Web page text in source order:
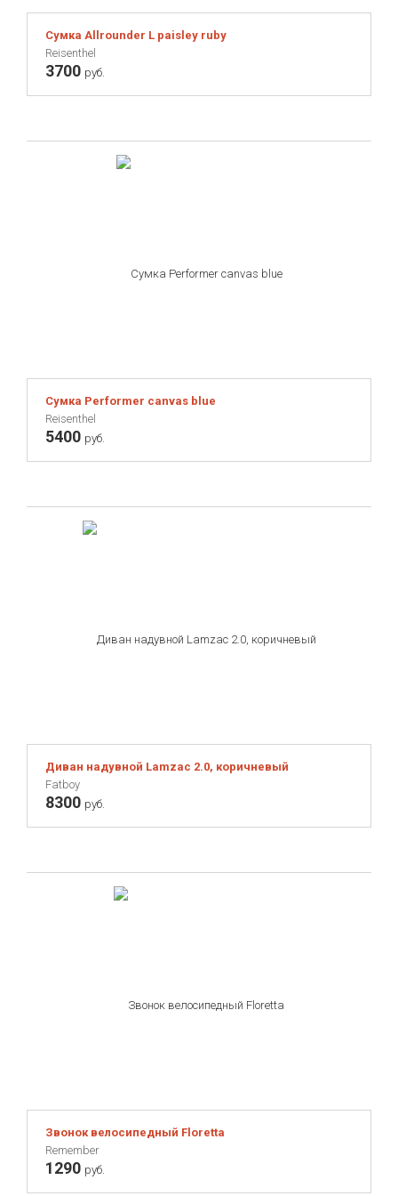
Сумка Allrounder L paisley ruby
Reisenthel
3700 руб.
Сумка Performer canvas blue
Reisenthel
5400 руб.
Диван надувной Lamzac 2.0, коричневый
Fatboy
8300 руб.
Звонок велосипедный Floretta
Remember
1290 руб.